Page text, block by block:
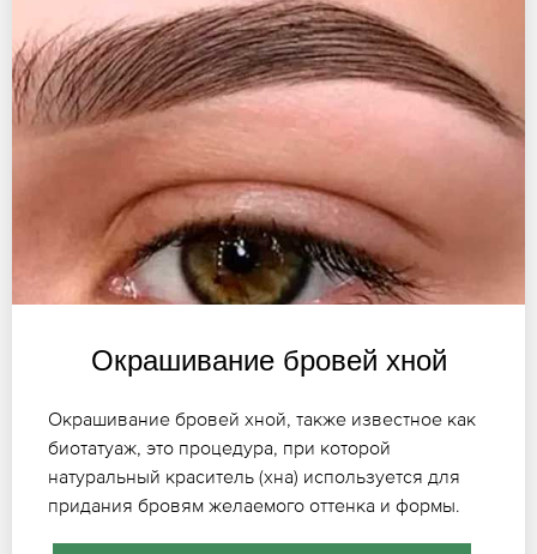
Окрашивание бровей хной
Окрашивание бровей хной, также известное как
биотатуаж, это процедура, при которой
натуральный краситель (хна) используется для
придания бровям желаемого оттенка и формы.